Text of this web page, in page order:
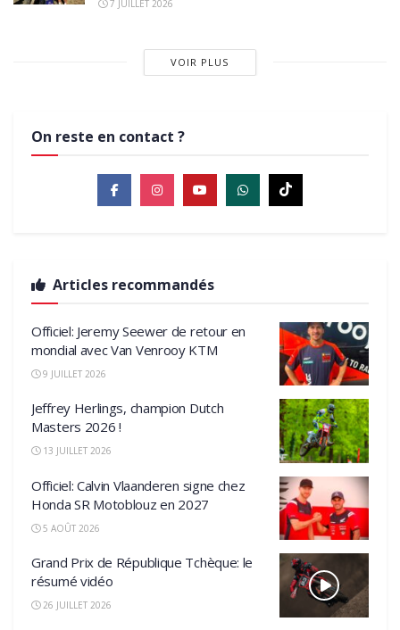
7 JUILLET 2026
VOIR PLUS
On reste en contact ?
Articles recommandés
Officiel: Jeremy Seewer de retour en
mondial avec Van Venrooy KTM
9 JUILLET 2026
Jeffrey Herlings, champion Dutch
Masters 2026 !
13 JUILLET 2026
Officiel: Calvin Vlaanderen signe chez
Honda SR Motoblouz en 2027
5 AOÛT 2026
Grand Prix de République Tchèque: le
résumé vidéo
26 JUILLET 2026